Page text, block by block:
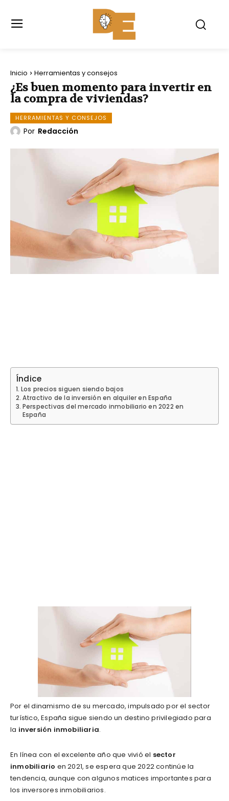
Inicio Herramientas y consejos
¿Es buen momento para invertir en
la compra de viviendas?
HERRAMIENTAS Y CONSEJOS
Por Redacción
Índice
​Los precios siguen siendo bajos
​Atractivo de la inversión en alquiler en España
​Perspectivas del mercado inmobiliario en 2022 en
España
Por el dinamismo de su mercado, impulsado por el sector
turístico, España sigue siendo un destino privilegiado para
la inversión inmobiliaria.
En línea con el excelente año que vivió el sector
inmobiliario en 2021, se espera que 2022 continúe la
tendencia, aunque con algunos matices importantes para
los inversores inmobiliarios.